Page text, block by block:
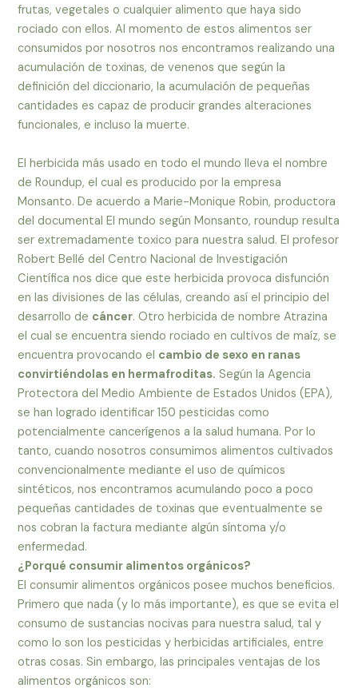
frutas, vegetales o cualquier alimento que haya sido
rociado con ellos. Al momento de estos alimentos ser
consumidos por nosotros nos encontramos realizando una
acumulación de toxinas, de venenos que según la
definición del diccionario, la acumulación de pequeñas
cantidades es capaz de producir grandes alteraciones
funcionales, e incluso la muerte.
El herbicida más usado en todo el mundo lleva el nombre
de Roundup, el cual es producido por la empresa
Monsanto. De acuerdo a Marie-Monique Robin, productora
del documental El mundo según Monsanto, roundup resulta
ser extremadamente toxico para nuestra salud. El profesor
Robert Bellé del Centro Nacional de Investigación
Científica nos dice que este herbicida provoca disfunción
en las divisiones de las células, creando así el principio del
desarrollo de cáncer. Otro herbicida de nombre Atrazina
el cual se encuentra siendo rociado en cultivos de maíz, se
encuentra provocando el cambio de sexo en ranas
convirtiéndolas en hermafroditas. Según la Agencia
Protectora del Medio Ambiente de Estados Unidos (EPA),
se han logrado identificar 150 pesticidas como
potencialmente cancerígenos a la salud humana. Por lo
tanto, cuando nosotros consumimos alimentos cultivados
convencionalmente mediante el uso de químicos
sintéticos, nos encontramos acumulando poco a poco
pequeñas cantidades de toxinas que eventualmente se
nos cobran la factura mediante algún síntoma y/o
enfermedad.
¿Porqué consumir alimentos orgánicos?
El consumir alimentos orgánicos posee muchos beneficios.
Primero que nada (y lo más importante), es que se evita el
consumo de sustancias nocivas para nuestra salud, tal y
como lo son los pesticidas y herbicidas artificiales, entre
otras cosas. Sin embargo, las principales ventajas de los
alimentos orgánicos son: